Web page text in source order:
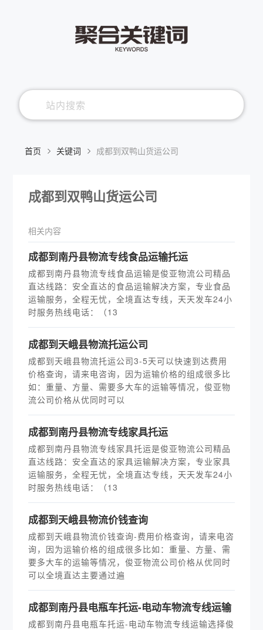
首页 关键词 成都到双鸭山货运公司
成都到双鸭山货运公司
相关内容
成都到南丹县物流专线食品运输托运
成都到南丹县物流专线食品运输是俊亚物流公司精品
直达线路：安全直达的食品运输解决方案，专业食品
运输服务，全程无忧，全境直达专线，天天发车24小
时服务热线电话：（13
成都到天峨县物流托运公司
成都到天峨县物流托运公司3-5天可以快速到达费用
价格查询，请来电咨询，因为运输价格的组成很多比
如：重量、方量、需要多大车的运输等情况，俊亚物
流公司价格从优同时可以
成都到南丹县物流专线家具托运
成都到南丹县物流专线家具托运是俊亚物流公司精品
直达线路：安全直达的家具运输解决方案，专业家具
运输服务，全程无忧，全境直达专线，天天发车24小
时服务热线电话：（13
成都到天峨县物流价钱查询
成都到天峨县物流价钱查询-费用价格查询，请来电咨
询，因为运输价格的组成很多比如：重量、方量、需
要多大车的运输等情况，俊亚物流公司价格从优同时
可以全境直达主要通过遍
成都到南丹县电瓶车托运-电动车物流专线运输
成都到南丹县电瓶车托运-电动车物流专线运输选择俊